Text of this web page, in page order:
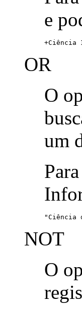
e
+Ciência
OR
O
um
"Ciência
NOT
O